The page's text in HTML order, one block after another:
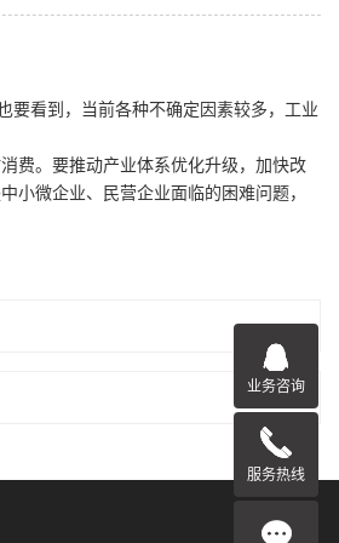
要看到，当前各种不确定因素较多，工业
费。要推动产业体系优化升级，加快改
小微企业、民营企业面临的困难问题，
业务咨询
服务热线